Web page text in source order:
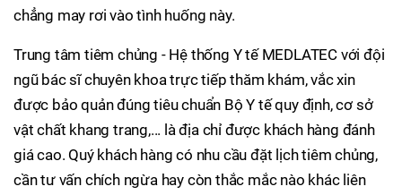
chẳng may rơi vào tình huống này.
Trung tâm tiêm chủng - Hệ thống Y tế MEDLATEC với đội
ngũ bác sĩ chuyên khoa trực tiếp thăm khám, vắc xin
được bảo quản đúng tiêu chuẩn Bộ Y tế quy định, cơ sở
vật chất khang trang,... là địa chỉ được khách hàng đánh
giá cao. Quý khách hàng có nhu cầu đặt lịch tiêm chủng,
cần tư vấn chích ngừa hay còn thắc mắc nào khác liên